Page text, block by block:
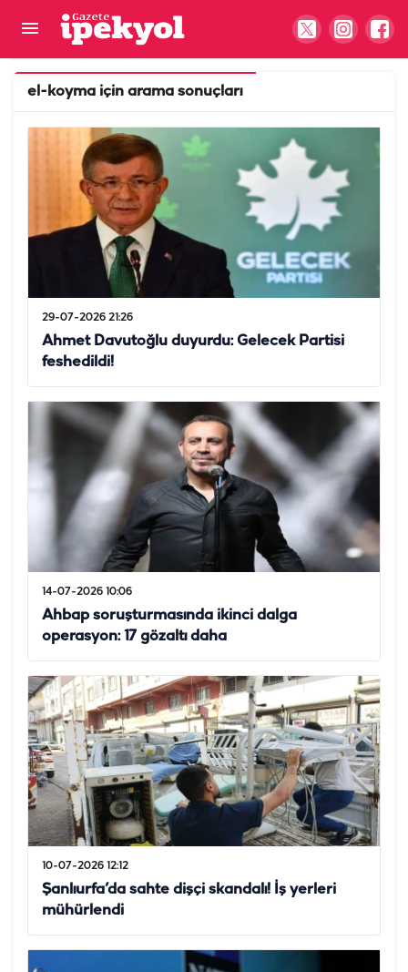
el-koyma için arama sonuçları
29-07-2026 21:26
Ahmet Davutoğlu duyurdu: Gelecek Partisi
feshedildi!
14-07-2026 10:06
Ahbap soruşturmasında ikinci dalga
operasyon: 17 gözaltı daha
10-07-2026 12:12
Şanlıurfa’da sahte dişçi skandalı! İş yerleri
mühürlendi